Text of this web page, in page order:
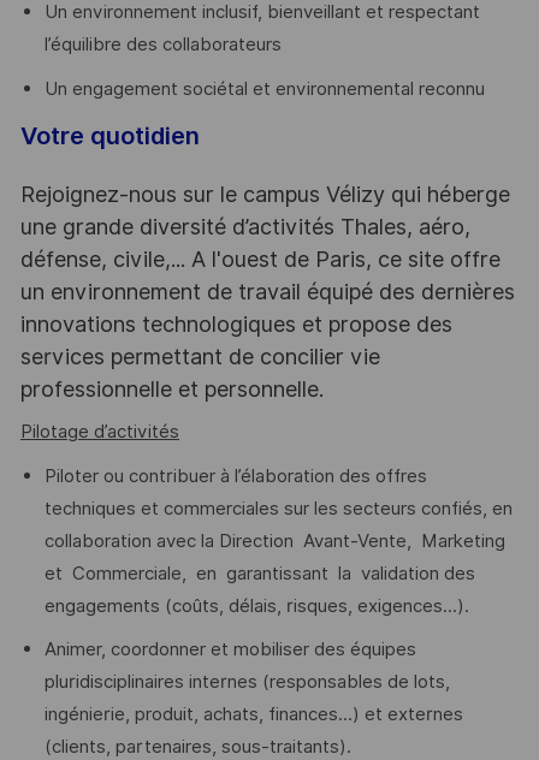
Un environnement inclusif, bienveillant et respectant
l’équilibre des collaborateurs
Un engagement sociétal et environnemental reconnu
Votre quotidien
Rejoignez-nous sur le campus Vélizy qui héberge
une grande diversité d’activités Thales, aéro,
défense, civile,... A l'ouest de Paris, ce site offre
un environnement de travail équipé des dernières
innovations technologiques et propose des
services permettant de concilier vie
professionnelle et personnelle.
Pilotage d’activités
Piloter ou contribuer à l’élaboration des offres
techniques et commerciales sur les secteurs confiés, en
collaboration avec la Direction Avant-Vente, Marketing
et Commerciale, en garantissant la validation des
engagements (coûts, délais, risques, exigences...).
Animer, coordonner et mobiliser des équipes
pluridisciplinaires internes (responsables de lots,
ingénierie, produit, achats, finances...) et externes
(clients, partenaires, sous-traitants).